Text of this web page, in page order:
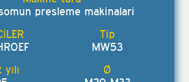
presleme makinalari
MW53